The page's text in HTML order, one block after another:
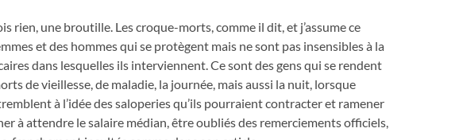
rien, une broutille. Les croque-morts, comme il dit, et j’assume ce
et des hommes qui se protègent mais ne sont pas insensibles à la
dans lesquelles ils interviennent. Ce sont des gens qui se rendent
de vieillesse, de maladie, la journée, mais aussi la nuit, lorsque
à l’idée des saloperies qu’ils pourraient contracter et ramener
à attendre le salaire médian, être oubliés des remerciements officiels,